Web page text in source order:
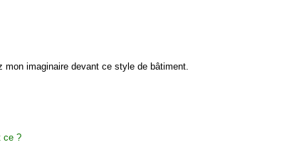
mon imaginaire devant ce style de bâtiment.